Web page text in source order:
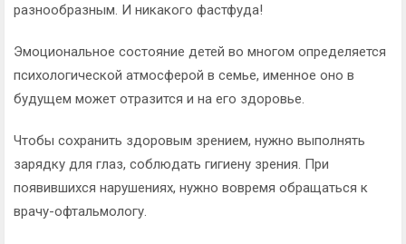
разнообразным. И никакого фастфуда!
Эмоциональное состояние детей во многом определяется
психологической атмосферой в семье, именное оно в
будущем может отразится и на его здоровье.
Чтобы сохранить здоровым зрением, нужно выполнять
зарядку для глаз, соблюдать гигиену зрения. При
появившихся нарушениях, нужно вовремя обращаться к
врачу-офтальмологу.